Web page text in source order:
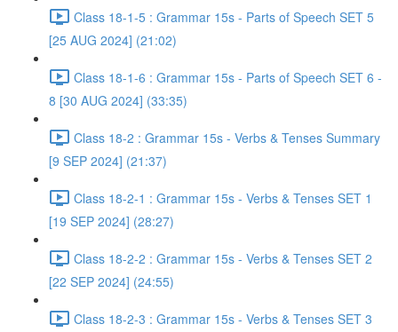
Class 18-1-5 : Grammar 15s - Parts of Speech SET 5
[25 AUG 2024] (21:02)
Class 18-1-6 : Grammar 15s - Parts of Speech SET 6 -
8 [30 AUG 2024] (33:35)
Class 18-2 : Grammar 15s - Verbs & Tenses Summary
[9 SEP 2024] (21:37)
Class 18-2-1 : Grammar 15s - Verbs & Tenses SET 1
[19 SEP 2024] (28:27)
Class 18-2-2 : Grammar 15s - Verbs & Tenses SET 2
[22 SEP 2024] (24:55)
Class 18-2-3 : Grammar 15s - Verbs & Tenses SET 3